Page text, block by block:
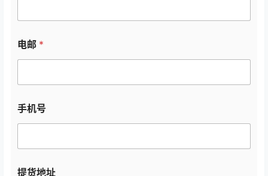
电邮 *
手机号
提货地址